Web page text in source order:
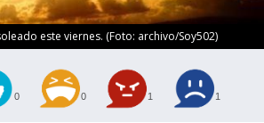
este viernes. (Foto: archivo/Soy502)
0 0 1 1